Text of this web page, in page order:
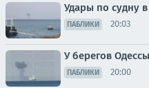
Удары по судну
ПАБЛИКИ 20:03
У берегов
ПАБЛИКИ 20:00